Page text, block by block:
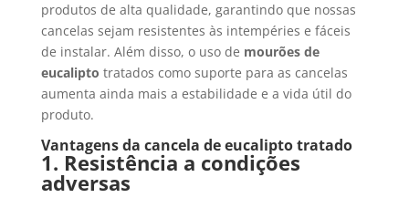
produtos de alta qualidade, garantindo que nossas
cancelas sejam resistentes às intempéries e fáceis
de instalar. Além disso, o uso de mourões de
eucalipto tratados como suporte para as cancelas
aumenta ainda mais a estabilidade e a vida útil do
produto.
Vantagens da cancela de eucalipto tratado
1. Resistência a condições
adversas